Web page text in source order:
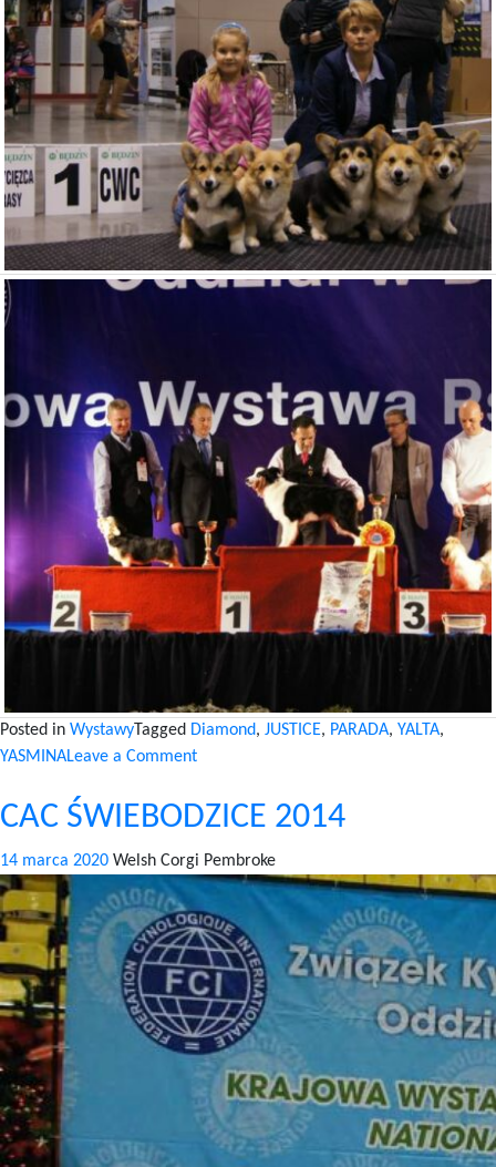
Posted in WystawyTagged Diamond, JUSTICE, PARADA, YALTA,
YASMINALeave a Commenton
SOSNOWIEC
CAC ŚWIEBODZICE 2014
14 marca 2020 Welsh Corgi Pembroke